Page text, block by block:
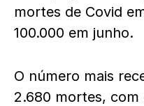
mortes de Covid
100.000 em junho.
O número mais
2.680 mortes,